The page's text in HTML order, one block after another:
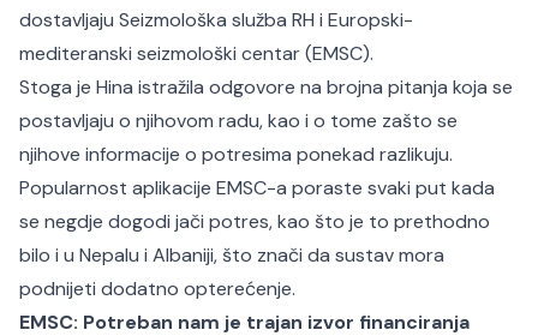
dostavljaju Seizmološka služba RH i Europski-
mediteranski seizmološki centar (EMSC).
Stoga je Hina istražila odgovore na brojna pitanja koja se
postavljaju o njihovom radu, kao i o tome zašto se
njihove informacije o potresima ponekad razlikuju.
Popularnost aplikacije EMSC-a poraste svaki put kada
se negdje dogodi jači potres, kao što je to prethodno
bilo i u Nepalu i Albaniji, što znači da sustav mora
podnijeti dodatno opterećenje.
EMSC: Potreban nam je trajan izvor financiranja